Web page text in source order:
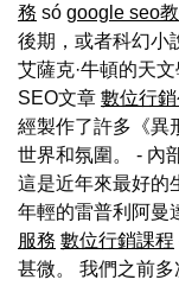
務 só google seo
後期，或者科幻小
艾薩克·牛頓的天
SEO文章 數位行銷
經製作了許多《異
世界和氛圍。 - 內
這是近年來最好的
年輕的雷普利阿曼
服務 數位行銷課程
甚微。 我們之前多